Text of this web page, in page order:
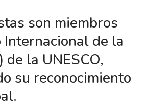
son miembros
Internacional de la
de la UNESCO,
su reconocimiento